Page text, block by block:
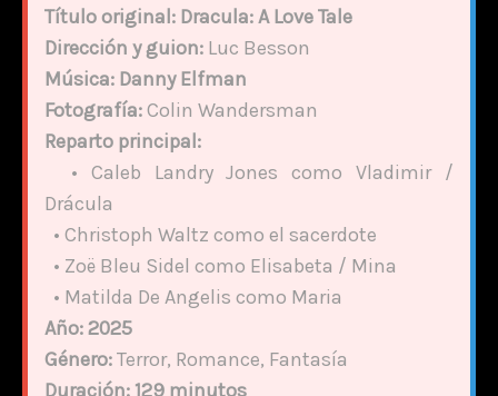
Título original: Dracula: A Love Tale
Dirección y guion: Luc Besson
Música: Danny Elfman
Fotografía:Colin Wandersman
Reparto principal:
• Caleb Landry Jones como Vladimir /
Drácula
• Christoph Waltz como el sacerdote
• Zoë Bleu Sidel como Elisabeta / Mina
• Matilda De Angelis como Maria
Año:2025
Género:Terror, Romance, Fantasía
Duración: 129 minutos